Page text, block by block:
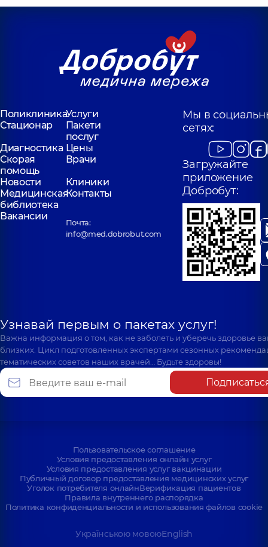
ПоликлиникаУслуги
Стационар
Пакети
послуг
Диагностика Цены
Скорая
помощь
Врачи
Новости
Клиники
Медицинская
библиотека
Контакты
Вакансии
Почта:
info@med.dobrobut.com
Мы в
сетях:
Загружайте
приложение
Добробут:
Узнавай первым о пакетах услуг!
Важна информация о том, как не заболеть и уберечь здоровье
близких. Цикл подготовленных экспертами сезонных
тематических советов наших врачей… Будьте здоровы!
Пользовательское соглашение
Условия предоставления онлайн услуг
Условия предоставления услуг вакцинации
Публичный договор предоставления медицинских услуг
Уголок потребителя онлайнВерификация пациентов
Правила внутреннего распорядка
Политика конфиденциальности и использования файлов cookie
Українською мовоюEnglish